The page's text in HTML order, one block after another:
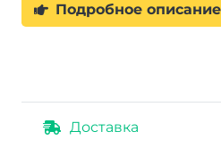
Подробное описание
Доставка